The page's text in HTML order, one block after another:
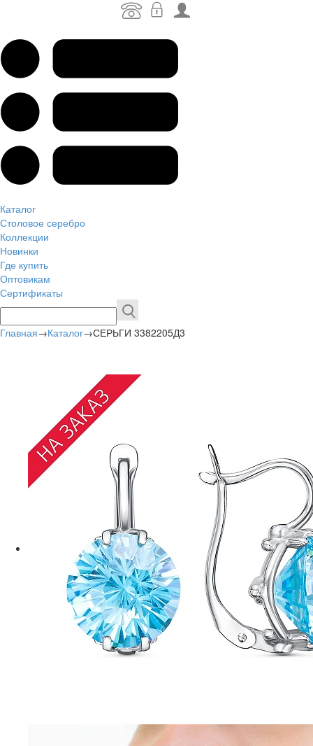
Каталог
Столовое серебро
Коллекции
Новинки
Где купить
Оптовикам
Сертификаты
Главная→Каталог→СЕРЬГИ 3382205Д3